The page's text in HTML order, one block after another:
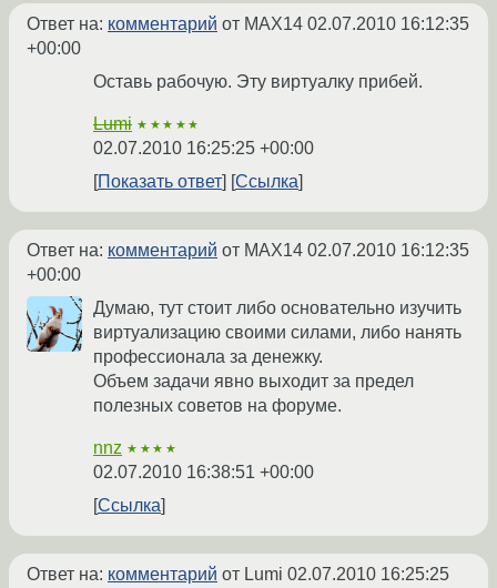
Ответ на: комментарий от MAX14 02.07.2010 16:12:35
+00:00
Оставь рабочую. Эту виртуалку прибей.
Lumi ★★★★★
02.07.2010 16:25:25 +00:00
Показать ответ
Ссылка
Ответ на: комментарий от MAX14 02.07.2010 16:12:35
+00:00
Думаю, тут стоит либо основательно изучить
виртуализацию своими силами, либо нанять
профессионала за денежку.
Объем задачи явно выходит за предел
полезных советов на форуме.
nnz ★★★★
02.07.2010 16:38:51 +00:00
Ссылка
Ответ на: комментарий от Lumi 02.07.2010 16:25:25